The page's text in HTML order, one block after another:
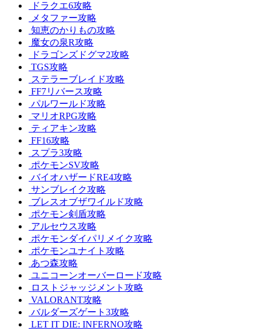
ドラクエ6攻略
メタファー攻略
知恵のかりもの攻略
魔女の泉R攻略
ドラゴンズドグマ2攻略
TGS攻略
ステラーブレイド攻略
FF7リバース攻略
パルワールド攻略
マリオRPG攻略
ティアキン攻略
FF16攻略
スプラ3攻略
ポケモンSV攻略
バイオハザードRE4攻略
サンブレイク攻略
ブレスオブザワイルド攻略
ポケモン剣盾攻略
アルセウス攻略
ポケモンダイパリメイク攻略
ポケモンユナイト攻略
あつ森攻略
ユニコーンオーバーロード攻略
ロストジャッジメント攻略
VALORANT攻略
バルダーズゲート3攻略
LET IT DIE: INFERNO攻略